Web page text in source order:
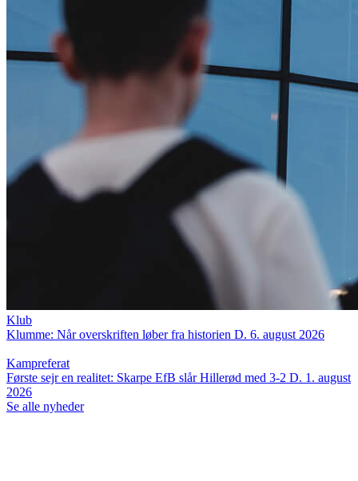
Klub
Klumme: Når overskriften løber fra historien D. 6. august 2026
Kampreferat
Første sejr en realitet: Skarpe EfB slår Hillerød med 3-2 D. 1. august
2026
Se alle nyheder